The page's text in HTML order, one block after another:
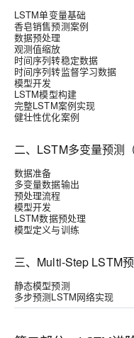
LSTM单变量基础
香皂销售预测案例
数据预处理
观测值缩放
时间序列转稳定数据
时间序列转监督学习数据
模型开发
LSTM模型构建
完整LSTM案例实现
健壮性优化案例
二、LSTM多变量预测
数据准备
多变量数据输出
预处理流程
模型开发
LSTM数据预处理
模型定义与训练
三、Multi-Step LSTM
静态模型预测
多步预测LSTM网络实现